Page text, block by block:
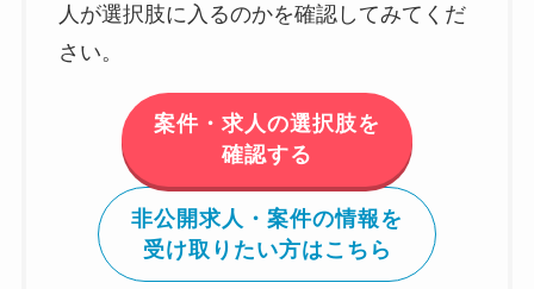
人が選択肢に入るのかを確認してみてくだ
さい。
案件・求人の選択肢を
確認する
非公開求人・案件の情報を
受け取りたい方はこちら